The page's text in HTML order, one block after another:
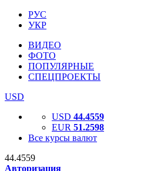
РУС
УКР
ВИДЕО
ФОТО
ПОПУЛЯРНЫЕ
СПЕЦПРОЕКТЫ
USD
USD 44.4559
EUR 51.2598
Все курсы валют
44.4559
Авторизация